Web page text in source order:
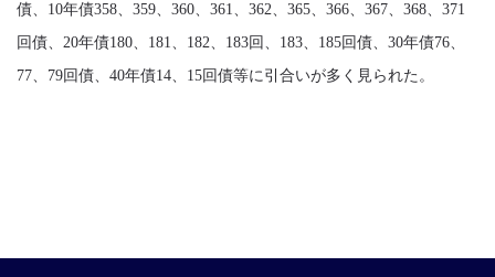
債、10年債358、359、360、361、362、365、366、367、368、371
回債、20年債180、181、182、183回、183、185回債、30年債76、
77、79回債、40年債14、15回債等に引合いが多く見られた。